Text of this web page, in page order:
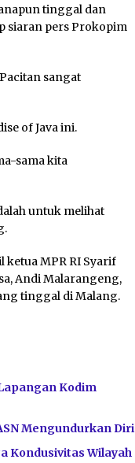
tinggal dan
siaran pers Prokopim
sangat
of Java ini.
sama kita
untuk melihat
ketua MPR RI Syarif
Andi Malarangeng,
tinggal di Malang.
Kodim
Mengundurkan Diri
Kondusivitas Wilayah